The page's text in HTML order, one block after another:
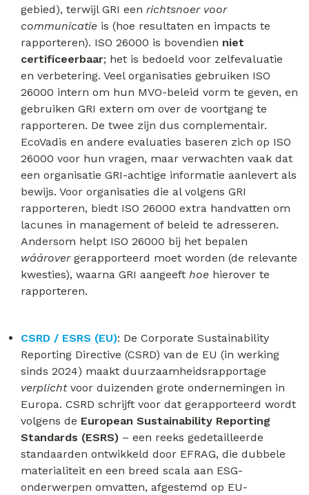
gebied), terwijl GRI een richtsnoer voor
communicatie is (hoe resultaten en impacts te
rapporteren). ISO 26000 is bovendien niet
certificeerbaar; het is bedoeld voor zelfevaluatie
en verbetering. Veel organisaties gebruiken ISO
26000 intern om hun MVO-beleid vorm te geven, en
gebruiken GRI extern om over de voortgang te
rapporteren. De twee zijn dus complementair.
EcoVadis en andere evaluaties baseren zich op ISO
26000 voor hun vragen, maar verwachten vaak dat
een organisatie GRI-achtige informatie aanlevert als
bewijs. Voor organisaties die al volgens GRI
rapporteren, biedt ISO 26000 extra handvatten om
lacunes in management of beleid te adresseren.
Andersom helpt ISO 26000 bij het bepalen
wáárovergerapporteerd moet worden (de relevante
kwesties), waarna GRI aangeeft hoe hierover te
rapporteren.
CSRD / ESRS (EU): De Corporate Sustainability
Reporting Directive (CSRD) van de EU (in werking
sinds 2024) maakt duurzaamheidsrapportage
verplichtvoor duizenden grote ondernemingen in
Europa. CSRD schrijft voor dat gerapporteerd wordt
volgens de European Sustainability Reporting
Standards (ESRS) – een reeks gedetailleerde
standaarden ontwikkeld door EFRAG, die dubbele
materialiteit en een breed scala aan ESG-
onderwerpen omvatten, afgestemd op EU-